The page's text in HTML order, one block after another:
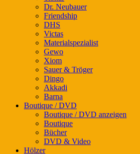
Dr. Neubauer
Friendship
DHS
Victas
Materialspezialist
Gewo
Xiom
Sauer & Tröger
Dingo
Akkadi
Barna
Boutique / DVD
Boutique / DVD anzeigen
Boutique
Bücher
DVD & Video
Hölzer